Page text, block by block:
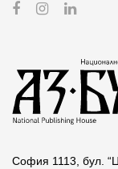
София 1113, бул.